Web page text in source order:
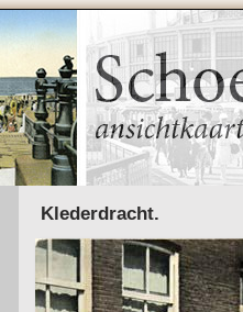
Klederdracht.